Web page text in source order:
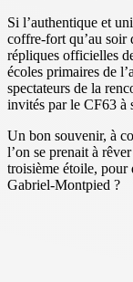
Si l’authentique et
coffre-fort qu’au soir
répliques officielles
écoles primaires de
spectateurs de la
invités par le CF63 à
Un bon souvenir, à
l’on se prenait à
troisième étoile, pour
Gabriel-Montpied ?